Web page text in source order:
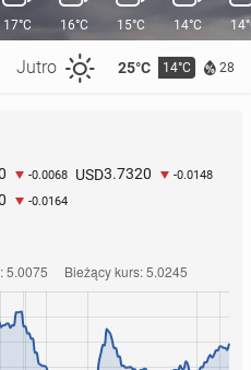
Jutro 25°C 14°C 28
17°C 16°C 15°C 14°C
-0.0068 USD3.7320 -0.0148
-0.0164